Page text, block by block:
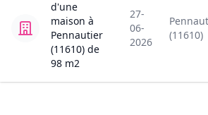
d'une
maison à
Pennautier
(11610) de
98 m2
27-
06-
2026
(11610)